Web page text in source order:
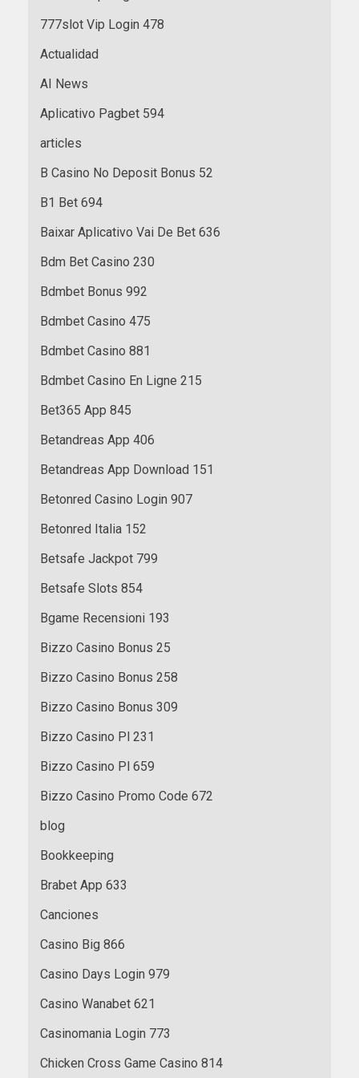
777slot Vip Login 478
Actualidad
AI News
Aplicativo Pagbet 594
articles
B Casino No Deposit Bonus 52
B1 Bet 694
Baixar Aplicativo Vai De Bet 636
Bdm Bet Casino 230
Bdmbet Bonus 992
Bdmbet Casino 475
Bdmbet Casino 881
Bdmbet Casino En Ligne 215
Bet365 App 845
Betandreas App 406
Betandreas App Download 151
Betonred Casino Login 907
Betonred Italia 152
Betsafe Jackpot 799
Betsafe Slots 854
Bgame Recensioni 193
Bizzo Casino Bonus 25
Bizzo Casino Bonus 258
Bizzo Casino Bonus 309
Bizzo Casino Pl 231
Bizzo Casino Pl 659
Bizzo Casino Promo Code 672
blog
Bookkeeping
Brabet App 633
Canciones
Casino Big 866
Casino Days Login 979
Casino Wanabet 621
Casinomania Login 773
Chicken Cross Game Casino 814